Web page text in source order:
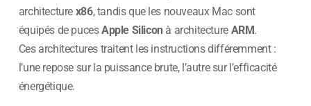
architecture x86, tandis que les nouveaux Mac sont
équipés de pucesApple Silicon à architecture ARM.
Ces architectures traitent les instructions différemment :
l’une repose sur la puissance brute, l’autre sur l’efficacité
énergétique.